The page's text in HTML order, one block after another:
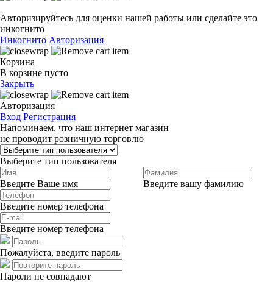
Авторизируйтесь для оценки нашей работы или сделайте это
инкогнито
Инкогнито Авторизация
Корзина
В корзине пусто
Закрыть
Авторизация
Вход Регистрация
Напоминаем, что наш интернет магазин
не проводит розничную торговлю
Выберите тип пользователя
Введите Ваше имя Введите вашу фамилию
Введите номер телефона
Введите номер телефона
Пожалуйста, введите пароль
Пароли не совпадают